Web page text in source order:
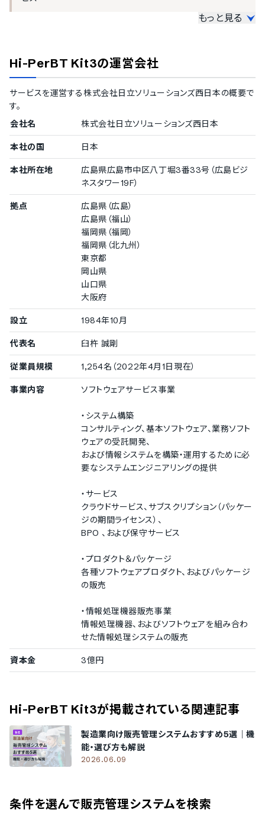
一括発注
発注アラート
原価管理
納期アラート
仕入管理
仕入管理
支払管理
支払予定表の作成
債権検索
債権消し込み
WEB連携
ます。
100〜299名
ライト電業株式会社/極東ファディ株式会社/有明機電工業
ビス
50〜99名
株式会社東和コーポレーション
導入実績（企業規模不明）
従業員数の確認が取れなかった企業をご紹介しています。
東邦ガス株式会社/株式会社三石ハイセラム
宮島醤油株式会社
もっと見る
Hi-PerBT Kit3の運営会社
サービスを運営する株式会社日立ソリューションズ西日本の概要で
す。
会社名
株式会社日立ソリューションズ西日本
本社の国 日本
本社所在地
広島県広島市中区八丁堀3番33号（広島ビジ
ネスタワー19F）
拠点
広島県（広島）
広島県（福山）
福岡県（福岡）
福岡県（北九州）
東京都
岡山県
山口県
大阪府
設立 1984年10月
代表名 臼杵 誠剛
従業員規模 1,254名（2022年4月1日現在）
事業内容 ソフトウェアサービス事業
・システム構築
コンサルティング、基本ソフトウェア、業務ソフト
ウェアの受託開発、
および情報システムを構築・運用するために必
要なシステムエンジニアリングの提供
・サービス
クラウドサービス、サブスクリプション（パッケー
ジの期間ライセンス）、
BPO 、および保守サービス
・プロダクト＆パッケージ
各種ソフトウェアプロダクト、およびパッケージ
の販売
・情報処理機器販売事業
情報処理機器、およびソフトウェアを組み合わ
せた情報処理システムの販売
資本金 3億円
Hi-PerBT Kit3が掲載されている関連記事
製造業向け販売管理システムおすすめ5選｜機
能・選び方も解説
2026.06.09
条件を選んで販売管理システムを検索